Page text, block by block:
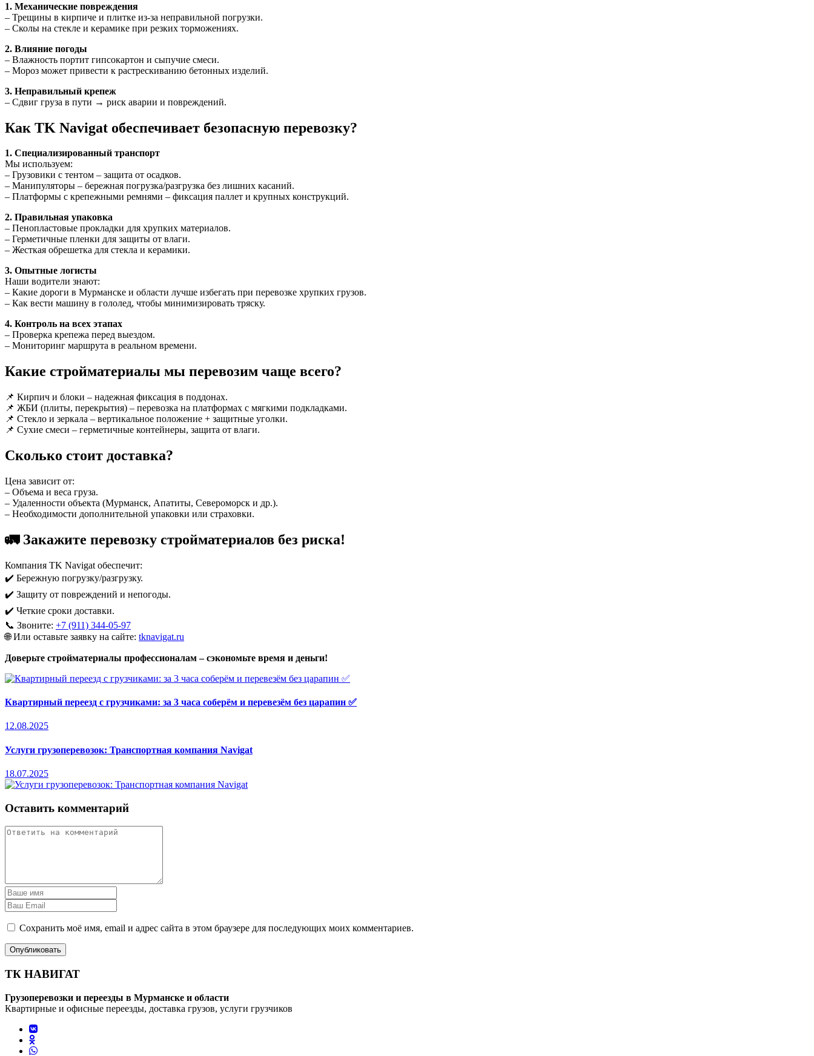
1. Механические повреждения
– Трещины в кирпиче и плитке из-за неправильной погрузки.
– Сколы на стекле и керамике при резких торможениях.
2. Влияние погоды
– Влажность портит гипсокартон и сыпучие смеси.
– Мороз может привести к растрескиванию бетонных изделий.
3. Неправильный крепеж
– Сдвиг груза в пути → риск аварии и повреждений.
Как TK Navigat обеспечивает безопасную перевозку?
1. Специализированный транспорт
Мы используем:
– Грузовики с тентом – защита от осадков.
– Манипуляторы – бережная погрузка/разгрузка без лишних касаний.
– Платформы с крепежными ремнями – фиксация паллет и крупных конструкций.
2. Правильная упаковка
– Пенопластовые прокладки для хрупких материалов.
– Герметичные пленки для защиты от влаги.
– Жесткая обрешетка для стекла и керамики.
3. Опытные логисты
Наши водители знают:
– Какие дороги в Мурманске и области лучше избегать при перевозке хрупких грузов.
– Как вести машину в гололед, чтобы минимизировать тряску.
4. Контроль на всех этапах
– Проверка крепежа перед выездом.
– Мониторинг маршрута в реальном времени.
Какие стройматериалы мы перевозим чаще всего?
📌 Кирпич и блоки – надежная фиксация в поддонах.
📌 ЖБИ (плиты, перекрытия) – перевозка на платформах с мягкими подкладками.
📌 Стекло и зеркала – вертикальное положение + защитные уголки.
📌 Сухие смеси – герметичные контейнеры, защита от влаги.
Сколько стоит доставка?
Цена зависит от:
– Объема и веса груза.
– Удаленности объекта (Мурманск, Апатиты, Североморск и др.).
– Необходимости дополнительной упаковки или страховки.
🚛 Закажите перевозку стройматериалов без риска!
Компания TK Navigat обеспечит:
✔️ Бережную погрузку/разгрузку.
✔️ Защиту от повреждений и непогоды.
✔️ Четкие сроки доставки.
📞 Звоните: +7 (911) 344-05-97
🌐 Или оставьте заявку на сайте: tknavigat.ru
Доверьте стройматериалы профессионалам – сэкономьте время и деньги!
Квартирный переезд с грузчиками: за 3 часа соберём и перевезём без царапин ✅
12.08.2025
Услуги грузоперевозок: Транспортная компания Navigat
18.07.2025
Оставить комментарий
Сохранить моё имя, email и адрес сайта в этом браузере для последующих моих комментариев.
ТК НАВИГАТ
Грузоперевозки и переезды в Мурманске и области
Квартирные и офисные переезды, доставка грузов, услуги грузчиков